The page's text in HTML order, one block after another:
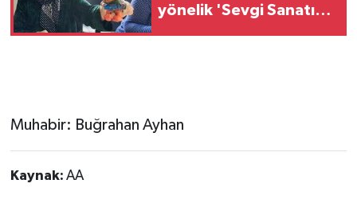
yönelik 'Sevgi Sanatı
Muhabir: Buğrahan Ayhan
Kaynak: AA